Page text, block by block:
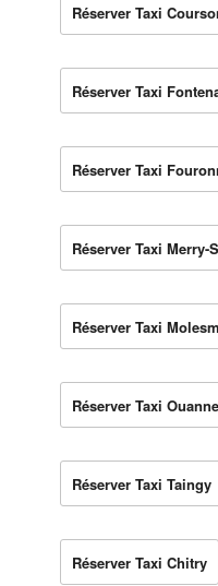
Réserver Taxi
Réserver Taxi
Réserver Taxi
Réserver Taxi Merry-
Réserver Taxi
Réserver Taxi Ouanne
Réserver Taxi Taingy
Réserver Taxi Chitry